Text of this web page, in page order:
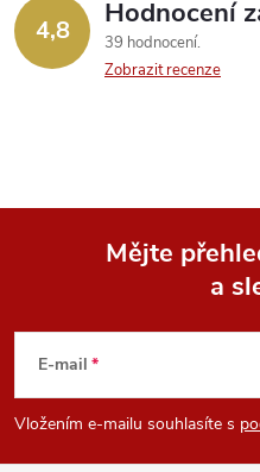
4,8 Hodnocení
39 hodnocení
Zobrazit recenze
p
Mějte
a
E-mail
Vložením e-mailu souhlasíte s